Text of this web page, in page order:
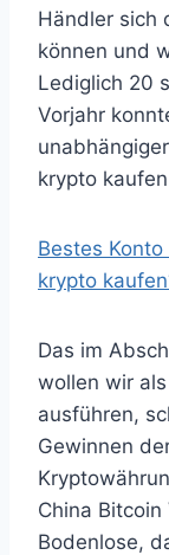
Händler sich
können und
Lediglich 20
Vorjahr
krypto
Bestes
krypto
Das im
wollen wir
ausführen,
Gewinnen
China
Bodenlose,